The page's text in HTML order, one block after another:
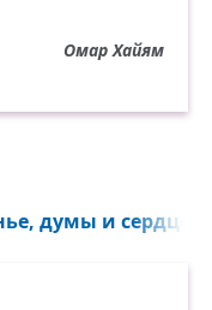
Омар Хайям
думы и сердце